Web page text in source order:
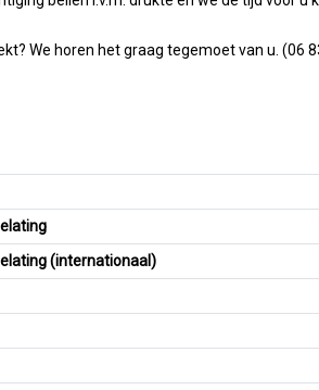
We horen het graag tegemoet van u. (06
(internationaal)